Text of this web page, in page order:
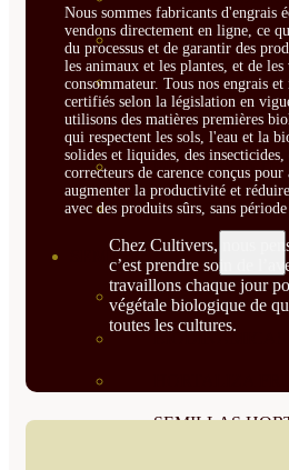
MATERIAS
PROTECCIÓN
PLANTAS
PLANTAS
GROWPUNCH
SEMILLAS
VER TODAS
SEMILLAS
Nous sommes fabricants d'engrais
vendons directement en ligne, ce
du processus et de garantir des
les animaux et les plantes, et de
consommateur. Tous nos engrais
certifiés selon la législation en
utilisons des matières premières
qui respectent les sols, l'eau et la
solides et liquides, des insecticides,
correcteurs de carence conçus
augmenter la productivité et
avec des produits sûrs, sans
Chez Cultivers, nous
c’est prendre soin de
travaillons chaque jour
végétale biologique de
toutes les cultures.